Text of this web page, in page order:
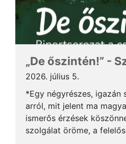
„De őszintén!” -
2026. július 5.
*Egy négyrészes,
arról, mit jelent ma
ismerős érzések
szolgálat öröme, a